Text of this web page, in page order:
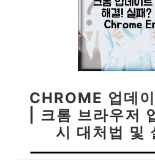
CHROME 업데
| 크롬 브라우저
시 대처법 및